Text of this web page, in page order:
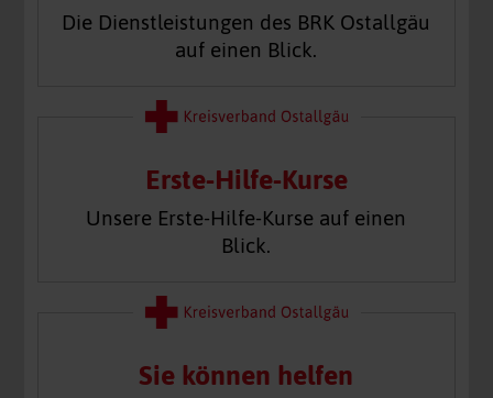
Die Dienstleistungen des BRK Ostallgäu
auf einen Blick.
Erste-Hilfe-Kurse
Unsere Erste-Hilfe-Kurse auf einen
Blick.
Sie können helfen